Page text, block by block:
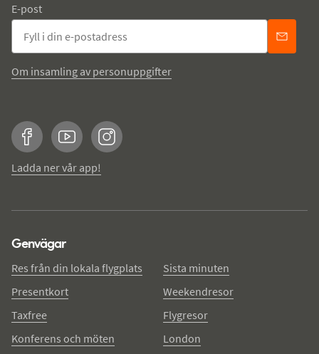
E-post
Om insamling av personuppgifter
FacebookYouTubeInstagram
Ladda ner vår app!
Genvägar
Res från din lokala flygplats
Presentkort
Taxfree
Konferens och möten
Sista minuten
Weekendresor
Flygresor
London